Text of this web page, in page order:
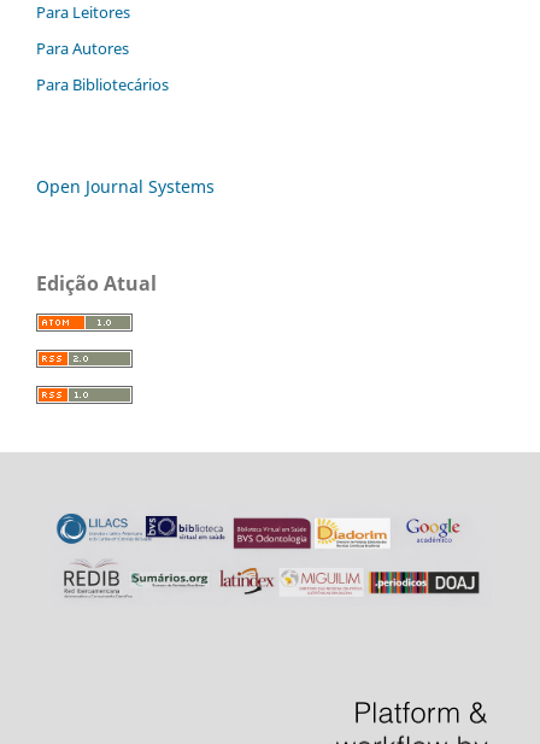
Para Leitores
Para Autores
Para Bibliotecários
Open Journal Systems
Edição Atual